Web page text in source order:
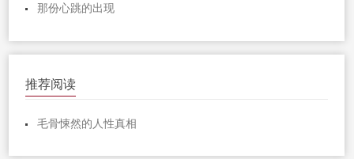
那份心跳的出现
推荐阅读
毛骨悚然的人性真相